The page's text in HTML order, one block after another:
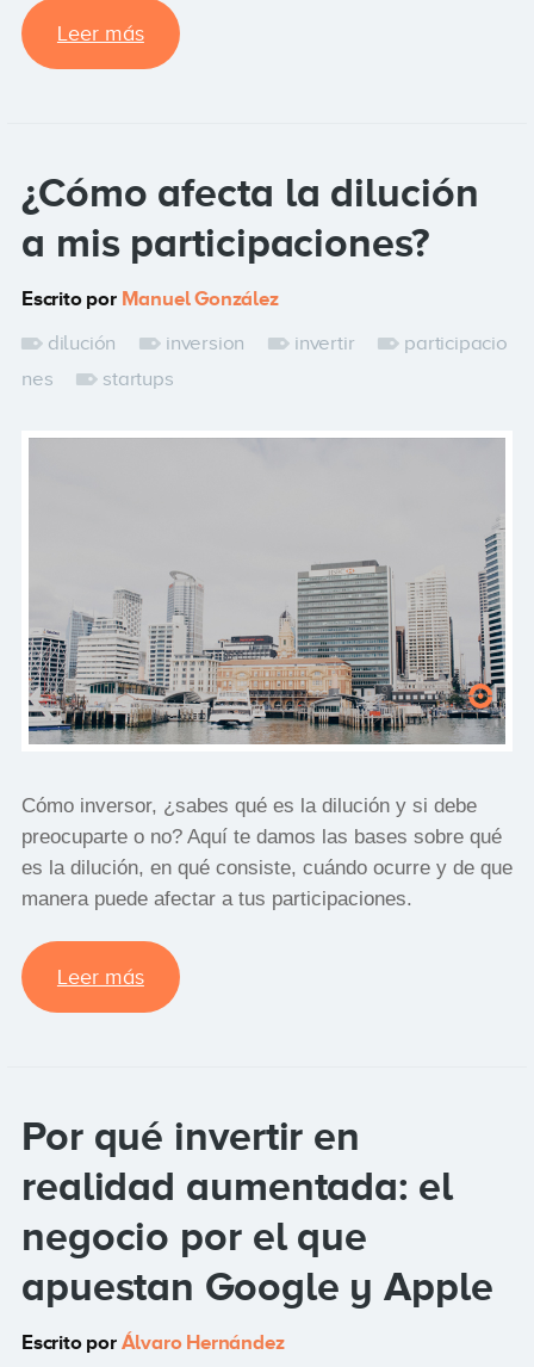
Leer más
¿Cómo afecta la dilución
a mis participaciones?
Escrito por Manuel González
dilución
inversion invertir
participacio
nes
startups
Cómo inversor, ¿sabes qué es la dilución y si debe
preocuparte o no? Aquí te damos las bases sobre qué
es la dilución, en qué consiste, cuándo ocurre y de que
manera puede afectar a tus participaciones.
Leer más
Por qué invertir en
realidad aumentada: el
negocio por el que
apuestan Google y Apple
Escrito por Álvaro Hernández